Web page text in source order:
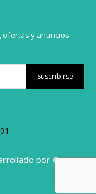
ofertas y anuncios
Suscribirse
por Grupo